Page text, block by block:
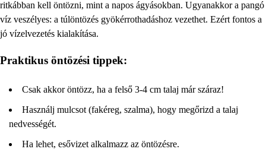
ritkábban kell öntözni, mint a napos ágyásokban. Ugyanakkor a pangó
víz veszélyes: a túlöntözés gyökérrothadáshoz vezethet. Ezért fontos a
jó vízelvezetés kialakítása.
Praktikus öntözési tippek:
Csak akkor öntözz, ha a felső 3-4 cm talaj már száraz!
Használj mulcsot (fakéreg, szalma), hogy megőrizd a talaj
nedvességét.
Ha lehet, esővizet alkalmazz az öntözésre.